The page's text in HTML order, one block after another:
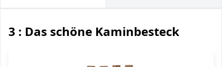
3 : Das schöne Kaminbesteck